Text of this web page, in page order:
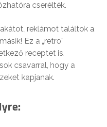
cserélték.
reklámot találtok a
Ez a „retro”
receptet is.
csavarral, hogy a
kapjanak.